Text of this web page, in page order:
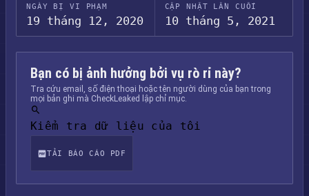
NGÀY BỊ VI PHẠM
19 tháng 12, 2020
CẬP NHẬT LẦN CUỐI
10 tháng 5, 2021
Bạn có bị ảnh hưởng bởi vụ rò rỉ này?
Tra cứu email, số điện thoại hoặc tên người dùng của bạn trong
mọi bản ghi mà CheckLeaked lập chỉ mục.
Kiểm tra dữ liệu của tôi
TẢI BÁO CÁO PDF